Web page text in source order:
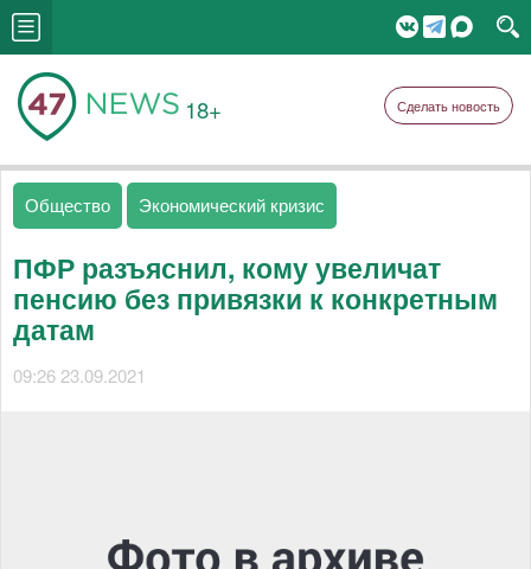
18+ Сделать новость
Общество Экономический кризис
ПФР разъяснил, кому увеличат
пенсию без привязки к конкретным
датам
09:26 23.09.2021